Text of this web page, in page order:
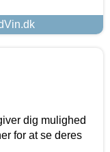
dig mulighed
for at se deres